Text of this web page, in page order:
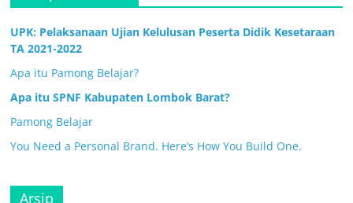
UPK: Pelaksanaan Ujian Kelulusan Peserta Didik Kesetaraan
TA 2021-2022
Apa itu Pamong Belajar?
Apa itu SPNF Kabupaten Lombok Barat?
Pamong Belajar
You Need a Personal Brand. Here’s How You Build One.
Arsip